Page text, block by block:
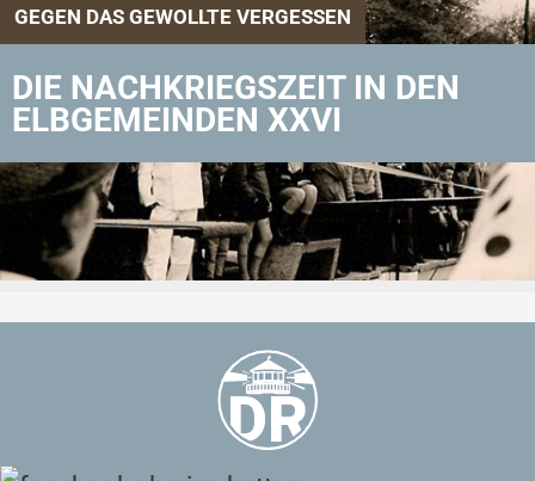
GEGEN DAS GEWOLLTE VERGESSEN
DIE NACHKRIEGSZEIT IN DEN
ELBGEMEINDEN XXVI
Zurück zu Aktuelles